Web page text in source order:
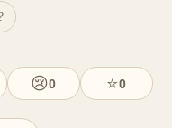
😢0 ⭐0